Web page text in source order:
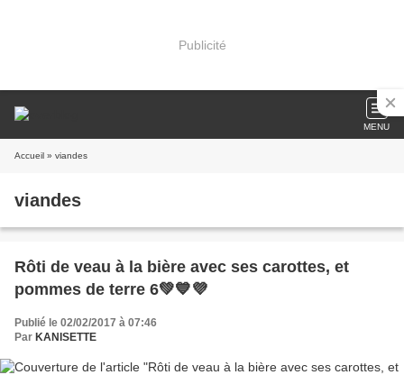
Publicité
MENU
Accueil » viandes
viandes
Rôti de veau à la bière avec ses carottes, et
pommes de terre 6💚💙💜
Publié le 02/02/2017 à 07:46
Par KANISETTE